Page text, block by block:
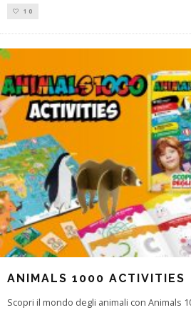
10
ANIMALS 1000 ACTIVITIES
Scopri il mondo degli animali con Animals